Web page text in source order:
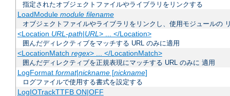
指定されたオブジェクトファイルやライブラリをリンクする
LoadModule module filename
オブジェクトファイルやライブラリをリンクし、使用モジュールの
<Location URL-path|URL> ... </Location>
囲んだディレクティブをマッチする URL のみに適用
<LocationMatch regex> ... </LocationMatch>
囲んだディレクティブを正規表現にマッチする URL のみに 適用
LogFormat format|nickname[nickname]
ログファイルで使用する書式を設定する
LogIOTrackTTFB ON|OFF